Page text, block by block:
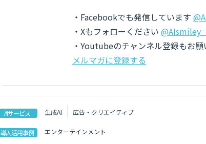
・Facebookでも発信しています
・Xもフォローください
・Youtubeのチャンネル登録もお
メルマガに登録する
AIサービス 生成AI 広告・クリエイティブ
導入活用事例 エンターテインメント